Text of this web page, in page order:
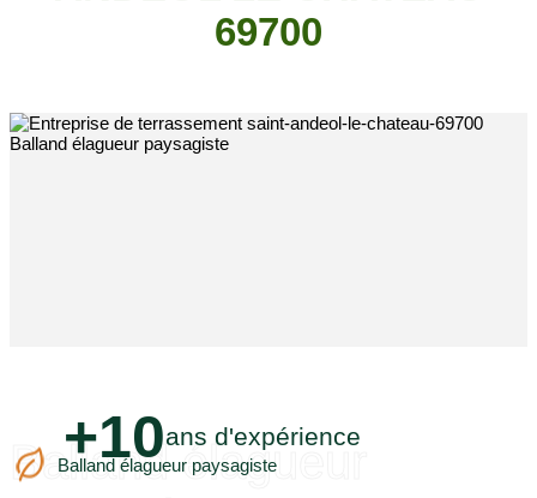
69700
+10ans d'expérience
Balland élagueur paysagiste
Balland élagueur